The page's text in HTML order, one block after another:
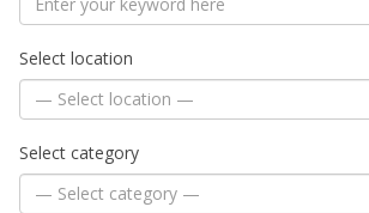
Select location
Select category